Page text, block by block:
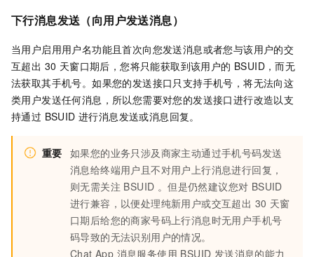
下行消息发送（向用户发送消息）
当用户启用用户名功能且首次向您发送消息或者您与该用户的交
互超出 30 天窗口期后，您将只能获取到该用户的 BSUID，而无
法获取其手机号。如果您的发送接口只支持手机号，将无法向这
类用户发送任何消息，所以您需要对您的发送接口进行改造以支
持通过 BSUID 进行消息发送或消息回复。
重要 如果您的业务只涉及商家主动通过手机号码发送
消息给终端用户且不对用户上行消息进行回复，
则无需关注 BSUID 。但是仍然建议您对 BSUID
进行兼容，以便处理纯新用户或交互超出 30 天窗
口期后给您的商家号码上行消息时无用户手机号
码导致的无法识别用户的情况。
Chat App 消息服务使用 BSUID 发送消息的能力